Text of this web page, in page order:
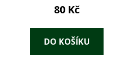
80 Kč
DO KOŠÍKU